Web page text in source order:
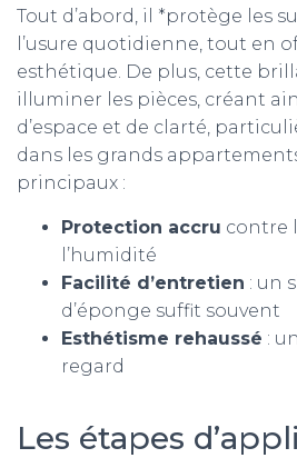
Tout d’abord, il *protège les
l’usure quotidienne, tout en
esthétique. De plus, cette
illuminer les pièces, créant
d’espace et de clarté,
dans les grands
principaux :
Protection accru contre
l’humidité
Facilité d’entretien : un
d’éponge suffit souvent
Esthétisme rehaussé :
regard
Les étapes